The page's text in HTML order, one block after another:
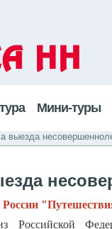
Мини-туры
выезда
Российской